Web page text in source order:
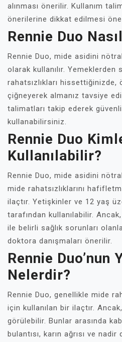
alınması önerilir. Kullanım
önerilerine dikkat edilmesi
Rennie Duo
Rennie Duo, mide asidini
olarak kullanılır. Yemeklerden
rahatsızlıkları hissettiğinizde,
çiğneyerek almanız tavsiye
talimatları takip ederek
kullanabilirsiniz.
Rennie Duo
Kullanılabilir?
Rennie Duo, mide asidini
mide rahatsızlıklarını
ilaçtır. Yetişkinler ve 12 yaş
tarafından kullanılabilir.
ile belirli sağlık sorunları
doktora danışmaları önerilir.
Rennie Duo’nun
Nelerdir?
Rennie Duo, genellikle mide
için kullanılan bir ilaçtır.
görülebilir. Bunlar arasında
bulantısı, karın ağrısı ve